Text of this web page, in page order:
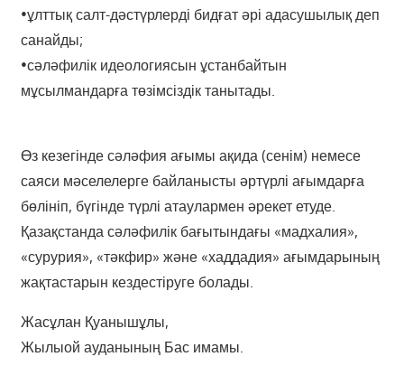
•ұлттық салт-дәстүрлерді бидғат әрі адасушылық деп
санайды;
•сәләфилік идеологиясын ұстанбайтын
мұсылмандарға төзімсіздік танытады.
Өз кезегінде сәләфия ағымы ақида (сенім) немесе
саяси мәселелерге байланысты әртүрлі ағымдарға
бөлініп, бүгінде түрлі атаулармен әрекет етуде.
Қазақстанда сәләфилік бағытындағы «мадхалия»,
«сурурия», «тәкфир» және «хаддадия» ағымдарының
жақтастарын кездестіруге болады.
Жасұлан Қуанышұлы,
Жылыой ауданының Бас имамы.